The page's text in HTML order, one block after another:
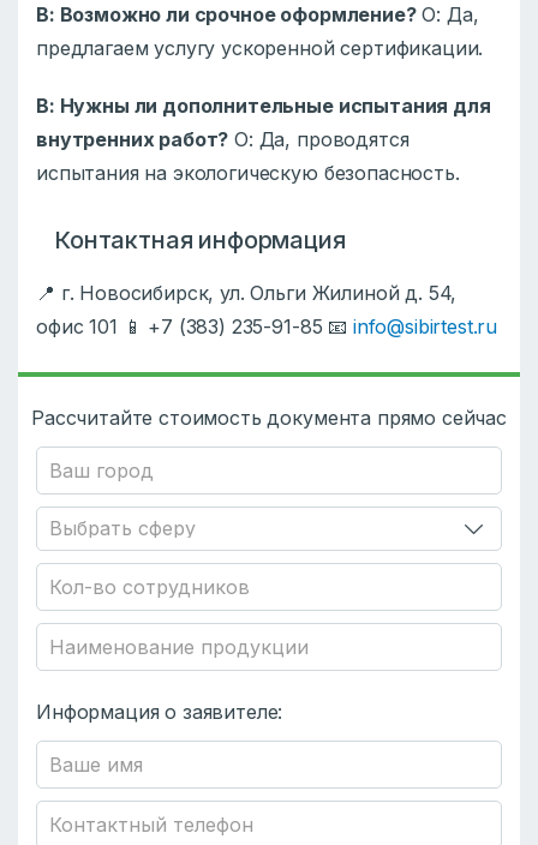
В: Возможно ли срочное оформление?О: Да,
предлагаем услугу ускоренной сертификации.
В: Нужны ли дополнительные испытания для
внутренних работ? О: Да, проводятся
испытания на экологическую безопасность.
Контактная информация
📍 г. Новосибирск, ул. Ольги Жилиной д. 54,
офис 101 📱 +7 (383) 235-91-85 📧 info@sibirtest.ru
Рассчитайте стоимость документа прямо сейчас
Информация о заявителе: